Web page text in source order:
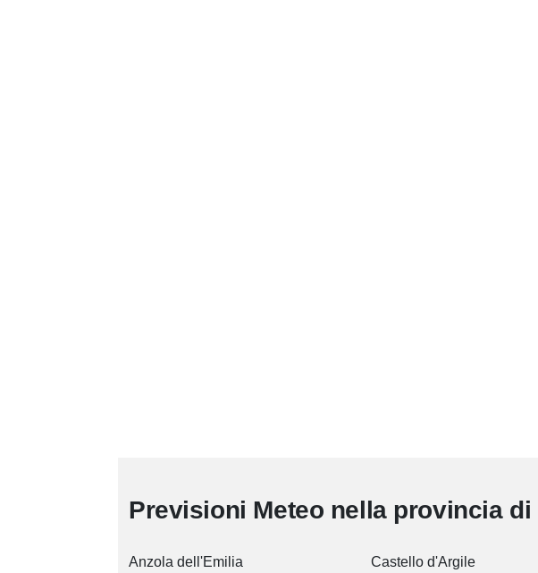
Previsioni Meteo nella provincia di
Anzola dell'Emilia
Castello d'Argile